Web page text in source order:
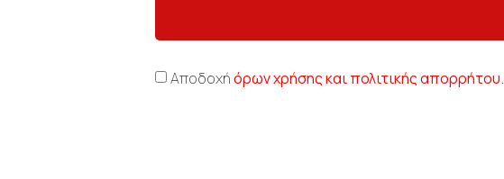
Αποδοχήόρων χρήσης και πολιτικής απορρήτου.